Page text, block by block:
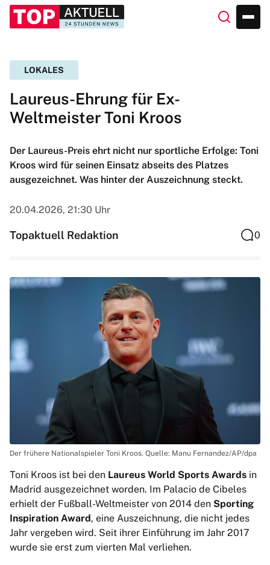
LOKALES
Laureus-Ehrung für Ex-
Weltmeister Toni Kroos
Der Laureus-Preis ehrt nicht nur sportliche Erfolge: Toni
Kroos wird für seinen Einsatz abseits des Platzes
ausgezeichnet. Was hinter der Auszeichnung steckt.
20.04.2026, 21:30 Uhr
Topaktuell Redaktion 0
Der frühere Nationalspieler Toni Kroos. Quelle: Manu Fernandez/AP/dpa
Toni Kroos ist bei den Laureus World Sports Awards in
Madrid ausgezeichnet worden. Im Palacio de Cibeles
erhielt der Fußball-Weltmeister von 2014 den Sporting
Inspiration Award, eine Auszeichnung, die nicht jedes
Jahr vergeben wird. Seit ihrer Einführung im Jahr 2017
wurde sie erst zum vierten Mal verliehen.